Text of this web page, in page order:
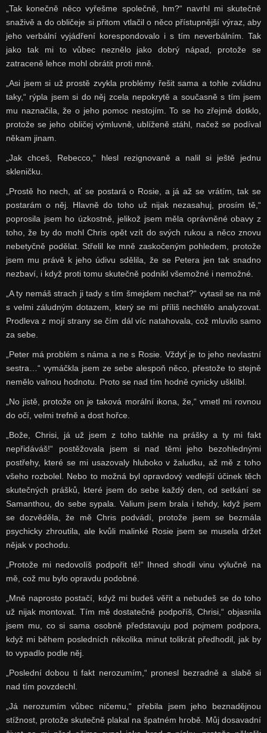
„Tak konečně něco vyřešme společně, hm?“ navrhl mi skutečně
snaživě a do obličeje si přitom vtlačil o něco přístupnější výraz, aby
jeho verbální vyjádření korespondovalo i s tím neverbálním. Tak
jako tak mi to vůbec neznělo jako dobrý nápad, protože se
zatraceně lehce mohl obrátit proti mně.
„Asi jsem si už prostě zvykla problémy řešit sama a tohle zvládnu
taky,“ rýpla jsem si do něj zcela nepokrytě a současně s tím jsem
mu naznačila, že o jeho pomoc nestojím. To se ho zřejmě dotklo,
protože se jeho obličej výmluvně, ublíženě stáhl, načež se podíval
někam jinam.
„Jak chceš, Rebecco,“ hlesl rezignovaně a nalil si ještě jednu
skleničku.
„Prostě ho nech, ať se postará o Rosie, a já až se vrátím, tak se
postarám o něj. Hlavně do toho už nijak nezasahuj, prosím tě,“
poprosila jsem ho úzkostně, jelikož jsem měla oprávněné obavy z
toho, že by do mohl Chris opět vzít do svých rukou a něco znovu
nebetyčně podělat. Střelil ke mně zaskočeným pohledem, protože
jsem mu právě k jeho údivu sdělila, že se Petera jen tak snadno
nezbaví, i když proti tomu skutečně podnikl všemožné i nemožné.
„A ty nemáš strach ji tady s tím šmejdem nechat?“ vytasil se na mě
s velmi záludným dotazem, který se mi příliš nechtělo analyzovat.
Prodleva z mojí strany se čím dál víc natahovala, což mluvilo samo
za sebe.
„Peter má problém s náma a ne s Rosie. Vždyť je to jeho nevlastní
sestra…“ vymáčkla jsem ze sebe alespoň něco, přestože to stejně
nemělo valnou hodnotu. Proto se nad tím hodně cynicky ušklíbl.
„No jistě, protože on je taková morální ikona, že,“ vmetl mi rovnou
do očí, velmi trefně a dost hořce.
„Bože, Chrisi, já už jsem z toho takhle na prášky a ty mi fakt
nepřidáváš!“ postěžovala jsem si nad těmi jeho bezohlednými
postřehy, které se mi usazovaly hluboko v žaludku, až mě z toho
všeho rozbolel. Nebo to možná byl opravdový vedlejší účinek těch
skutečných prášků, které jsem do sebe každý den, od setkání se
Samanthou, do sebe sypala. Valium jsem brala i tehdy, když jsem
se dozvěděla, že mě Chris podvádí, protože jsem se bezmála
psychicky zhroutila, ale kvůli malinké Rosie jsem se musela držet
nějak v pochodu.
„Protože mi nedovolíš podpořit tě!“ Ihned shodil vinu výlučně na
mě, což mu bylo opravdu podobné.
„Mně naprosto postačí, když mi budeš věřit a nebudeš se do toho
už nijak montovat. Tím mě dostatečně podpoříš, Chrisi,“ objasnila
jsem mu, co si sama osobně představuju pod pojmem podpora,
když mi během posledních několika minut tolikrát předhodil, jak by
to vypadlo podle něj.
„Poslední dobou ti fakt nerozumím,“ pronesl bezradně a slabě si
nad tím povzdechl.
„Já nerozumím vůbec ničemu,“ přebila jsem jeho beznadějnou
stížnost, protože skutečně plakal na špatném hrobě. Můj dosavadní